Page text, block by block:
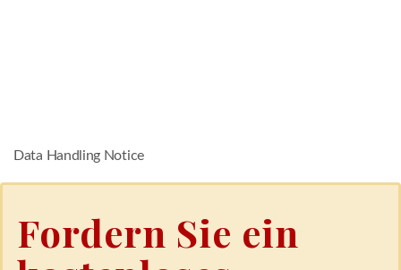
Data Handling Notice
Fordern Sie ein